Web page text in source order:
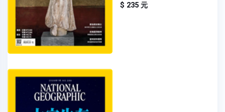
$ 235 元